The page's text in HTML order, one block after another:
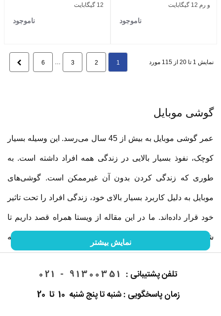
و رم 12 گیگابایت
ناموجود
12 گیگابایت
ناموجود
نمایش 1 تا 20 از 115 مورد 1
2
3
…
6
گوشی موبایل
عمر گوشی موبایل به بیش از 45 سال می‌رسد. این وسیله بسیار
کوچک، نفوذ بسیار بالایی در زندگی همه افراد داشته است. به
طوری که زندگی کردن بدون آن غیرممکن است. گوشی‌های
موبایل به دلیل کاربرد بسیار بالای خود، زندگی افراد را تحت تاثیر
خود قرار داده‌اند. ما در این مقاله از ویستا همراه قصد داریم تا
شما را با گوشی موبایل و خصوصیات آن آشنا کنیم. ما را در ادامه
نمایش بیشتر
تلفن پشتیبانی : 91300351 - 021
زمان پاسخگویی : شنبه تا پنج شنبه 10 تا 20